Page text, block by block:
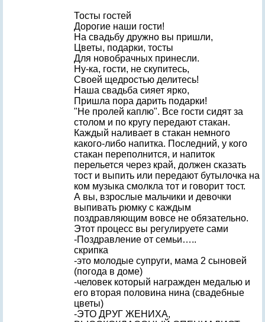
Тосты гостей
Дорогие наши гости!
На свадьбу дружно вы пришли,
Цветы, подарки, тосты
Для новобрачных принесли.
Ну-ка, гости, не скупитесь,
Своей щедростью делитесь!
Наша свадьба сияет ярко,
Пришла пора дарить подарки!
"Не пролей каплю". Все гости сидят за
столом и по кругу передают стакан.
Каждый наливает в стакан немного
какого-либо напитка. Последний, у кого
стакан переполнится, и напиток
перельется через край, должен сказать
тост и выпить или передают бутылочка на
ком музыка смолкла тот и говорит тост.
А вы, взрослые мальчики и девочки
выпивать рюмку с каждым
поздравляющим вовсе не обязательно.
Этот процесс вы регулируете сами
-Поздравление от семьи…..
скрипка
-это молодые супруги, мама 2 сыновей
(погода в доме)
-человек который награжден медалью и
его вторая половина нина (свадебные
цветы)
-ЭТО ДРУГ ЖЕНИХА,